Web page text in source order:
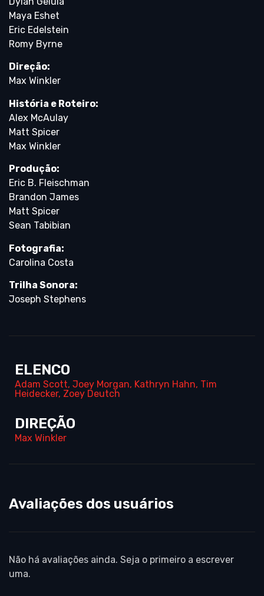
Maya Eshet
Eric Edelstein
Romy Byrne
Direção:
Max Winkler
História e Roteiro:
Alex McAulay
Matt Spicer
Max Winkler
Produção:
Eric B. Fleischman
Brandon James
Matt Spicer
Sean Tabibian
Fotografia:
Carolina Costa
Trilha Sonora:
Joseph Stephens
ELENCO
Adam Scott, Joey Morgan, Kathryn Hahn, Tim
Heidecker, Zoey Deutch
DIREÇÃO
Max Winkler
Avaliações dos usuários
Não há avaliações ainda. Seja o primeiro a escrever
uma.